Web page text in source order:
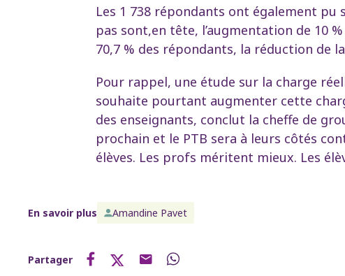
Les 1 738 répondants ont également pu
pas sont,en tête, l’augmentation de 10
70,7 % des répondants, la réduction de
Pour rappel, une étude sur la charge
souhaite pourtant augmenter cette
des enseignants, conclut la cheffe de
prochain et le PTB sera à leurs côtés
élèves. Les profs méritent mieux. Les
En savoir plus Amandine Pavet
Partager